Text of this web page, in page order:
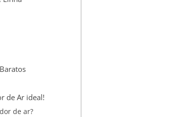
de Ar ideal!
de ar?